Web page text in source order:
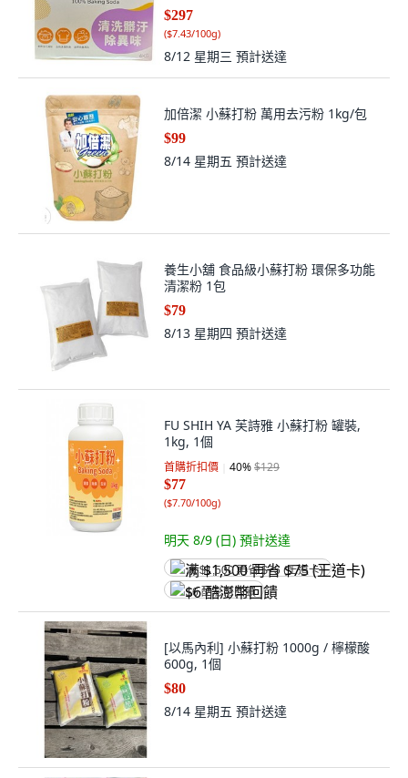
$297
($7.43/100g)
8/12 星期三 預計送達
加倍潔 小蘇打粉 萬用去污粉 1kg/包
$99
8/14 星期五 預計送達
養生小舖 食品級小蘇打粉 環保多功能
清潔粉 1包
$79
8/13 星期四 預計送達
FU SHIH YA 芙詩雅 小蘇打粉 罐裝,
1kg, 1個
首購折扣價 40%$129
$77
($7.70/100g)
明天 8/9 (日) 預計送達
满 $1,500 再省 $75 (王道卡)
$6 酷澎幣回饋
[以馬內利] 小蘇打粉 1000g / 檸檬酸
600g, 1個
$80
8/14 星期五 預計送達